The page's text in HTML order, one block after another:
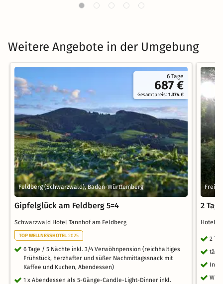
Weitere Angebote in der Umgebung
6 Tage
687 €
Gesamtpreis:1.374 €
Feldberg (Schwarzwald), Baden-Württemberg
Gipfelglück am Feldberg 5=4
Schwarzwald Hotel Tannhof am Feldberg
TOP WELLNESSHOTEL 2025
6 Tage / 5 Nächte inkl. 3/4 Verwöhnpension (reichhaltiges
Frühstück, herzhafter und süßer Nachmittagssnack mit
Kaffee und Kuchen, Abendessen)
1 x Abendessen als 5-Gänge-Candle-Light-Dinner inkl.
2
Hotel
2
Inkl.